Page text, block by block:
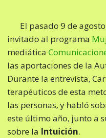
El pasado 9 de
invitado al programa
mediática
las aportaciones de la
Durante la entrevista,
terapéuticos de esta
las personas, y habló
este último año, junto a
sobre la Intuición.